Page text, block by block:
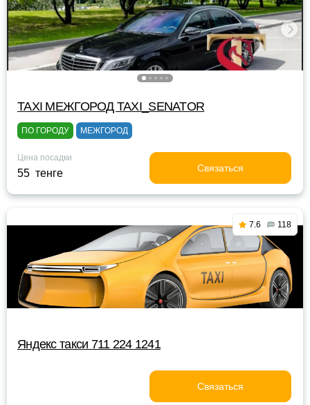
TAXI МЕЖГОРОД TAXI_SENATOR
ПО ГОРОДУ МЕЖГОРОД
Цена посадки
55 тенге Связаться
7.6 118
Яндекс такси 711 224 1241
Связаться